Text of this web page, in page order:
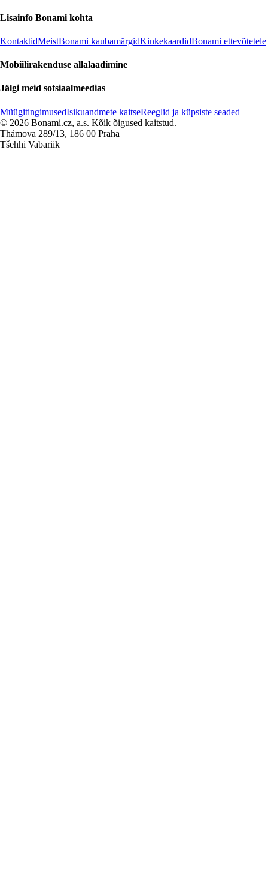
Lisainfo Bonami kohta
KontaktidMeistBonami kaubamärgidKinkekaardidBonami ettevõtetele
Mobiilirakenduse allalaadimine
Jälgi meid sotsiaalmeedias
MüügitingimusedIsikuandmete kaitseReeglid ja küpsiste seaded
© 2026 Bonami.cz, a.s. Kõik õigused kaitstud.
Thámova 289/13, 186 00 Praha
Tšehhi Vabariik